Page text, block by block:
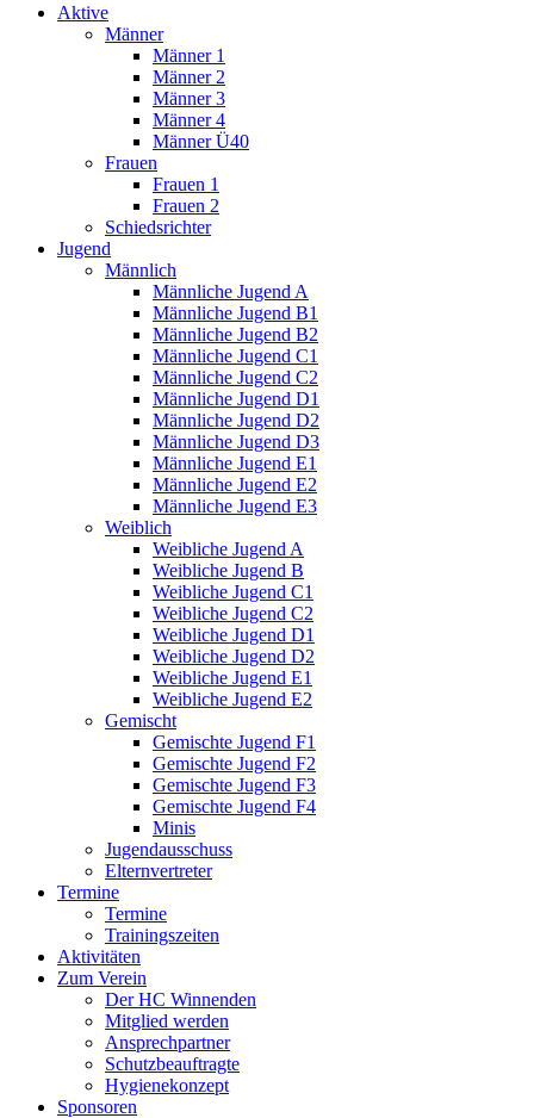
Aktive
Männer
Männer 1
Männer 2
Männer 3
Männer 4
Männer Ü40
Frauen
Frauen 1
Frauen 2
Schiedsrichter
Jugend
Männlich
Männliche Jugend A
Männliche Jugend B1
Männliche Jugend B2
Männliche Jugend C1
Männliche Jugend C2
Männliche Jugend D1
Männliche Jugend D2
Männliche Jugend D3
Männliche Jugend E1
Männliche Jugend E2
Männliche Jugend E3
Weiblich
Weibliche Jugend A
Weibliche Jugend B
Weibliche Jugend C1
Weibliche Jugend C2
Weibliche Jugend D1
Weibliche Jugend D2
Weibliche Jugend E1
Weibliche Jugend E2
Gemischt
Gemischte Jugend F1
Gemischte Jugend F2
Gemischte Jugend F3
Gemischte Jugend F4
Minis
Jugendausschuss
Elternvertreter
Termine
Termine
Trainingszeiten
Aktivitäten
Zum Verein
Der HC Winnenden
Mitglied werden
Ansprechpartner
Schutzbeauftragte
Hygienekonzept
Sponsoren